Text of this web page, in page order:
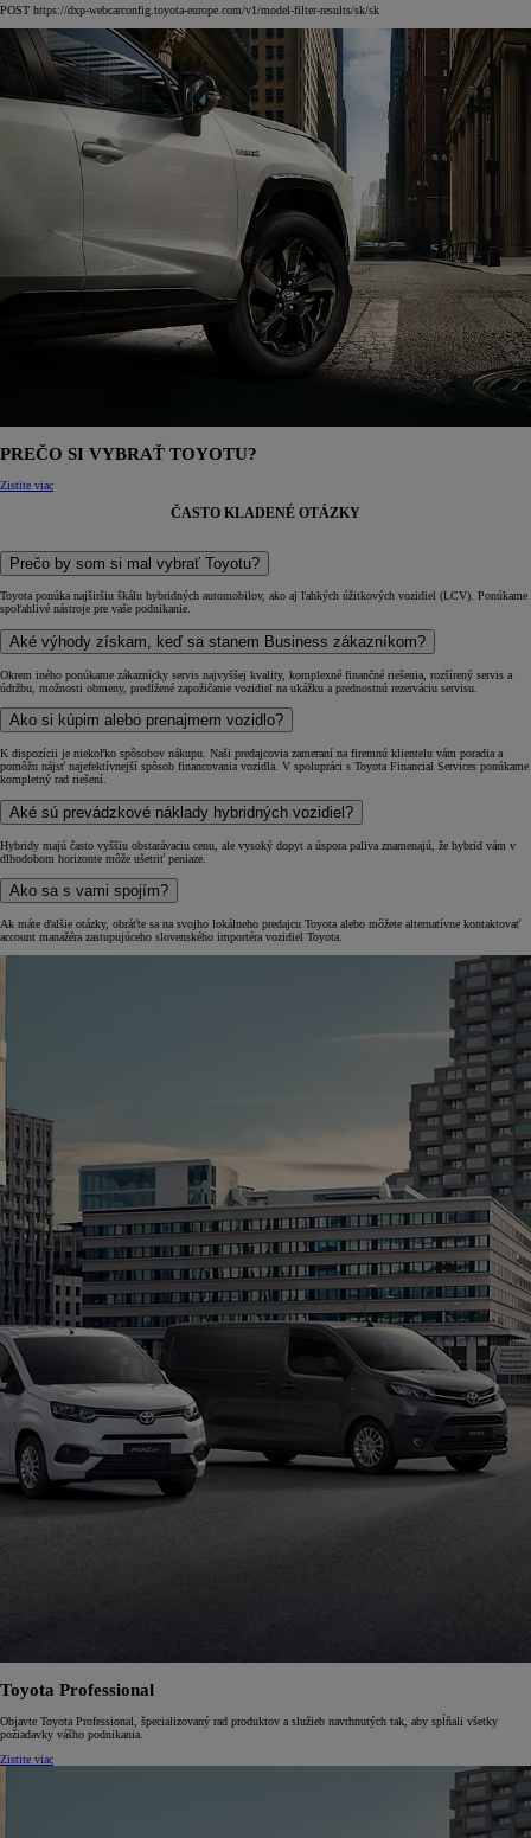
POST https://dxp-webcarconfig.toyota-europe.com/v1/model-filter-results/sk/sk
PREČO SI VYBRAŤ TOYOTU?
Zistite viac
ČASTO KLADENÉ OTÁZKY
Prečo by som si mal vybrať Toyotu?
Toyota ponúka najširšiu škálu hybridných automobilov, ako aj ľahkých úžitkových vozidiel (LCV). Ponúkame
spoľahlivé nástroje pre vaše podnikanie.
Aké výhody získam, keď sa stanem Business zákazníkom?
Okrem iného ponúkame zákaznícky servis najvyššej kvality, komplexné finančné riešenia, rozšírený servis a
údržbu, možnosti obmeny, predĺžené zapožičanie vozidiel na ukážku a prednostnú rezerváciu servisu.
Ako si kúpim alebo prenajmem vozidlo?
K dispozícii je niekoľko spôsobov nákupu. Naši predajcovia zameraní na firemnú klientelu vám poradia a
pomôžu nájsť najefektívnejší spôsob financovania vozidla. V spolupráci s Toyota Financial Services ponúkame
kompletný rad riešení.
Aké sú prevádzkové náklady hybridných vozidiel?
Hybridy majú často vyššiu obstarávaciu cenu, ale vysoký dopyt a úspora paliva znamenajú, že hybrid vám v
dlhodobom horizonte môže ušetriť peniaze.
Ako sa s vami spojím?
Ak máte ďalšie otázky, obráťte sa na svojho lokálneho predajcu Toyota alebo môžete alternatívne kontaktovať
account manažéra zastupujúceho slovenského importéra vozidiel Toyota.
Toyota Professional
Objavte Toyota Professional, špecializovaný rad produktov a služieb navrhnutých tak, aby spĺňali všetky
požiadavky vášho podnikania.
Zistite viac